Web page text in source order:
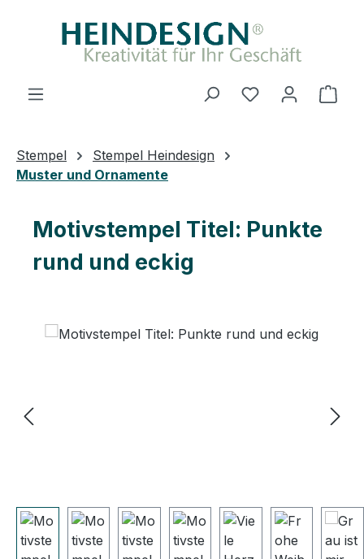
Zum Hauptinhalt springen
Du hast 0
Stempel
Stempel Heindesign
Muster und Ornamente
Motivstempel Titel: Punkte
rund und eckig